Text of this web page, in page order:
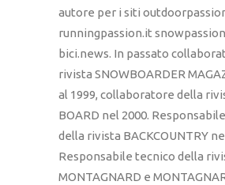
autore per i siti
runningpassion.it
bici.news. In passato
rivista SNOWBOARDER
al 1999, collaboratore della
BOARD nel 2000.
della rivista BACKCOUNTRY
Responsabile tecnico della
MONTAGNARD e